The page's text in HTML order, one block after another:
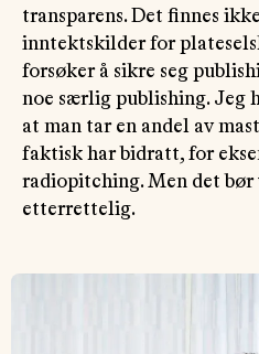
transparens. Det finnes
inntektskilder for
forsøker å sikre seg
noe særlig publishing. Jeg
at man tar en andel av
faktisk har bidratt, for
radiopitching. Men det bør
etterrettelig.